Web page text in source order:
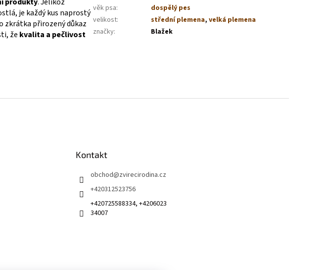
je každý kus naprostý
zkrátka přirozený důkaz
že kvalita a pečlivost
věk psa:
dospělý pes
velikost: střední plemena,velká plemena
značky: Blažek
Kontakt
obchod@zvirecirodina.cz
+420312523756
+420725588334, +4206023
34007